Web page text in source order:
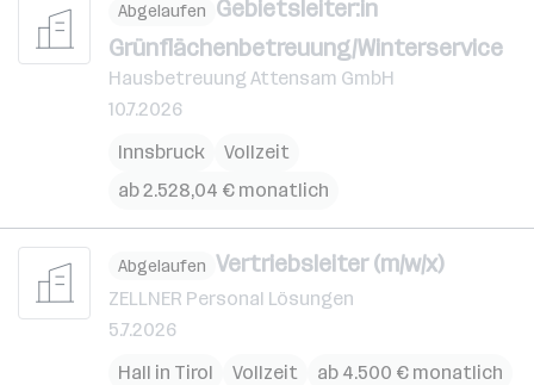
Abgelaufen Gebietsleiter:in
Grünflächenbetreuung/Winterservice
Hausbetreuung Attensam GmbH
10.7.2026
Innsbruck
Vollzeit
ab 2.528,04 € monatlich
Abgelaufen Vertriebsleiter (m/w/x)
ZELLNER Personal Lösungen
5.7.2026
Hall in Tirol
Vollzeit ab 4.500 € monatlich